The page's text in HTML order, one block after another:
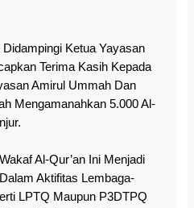
Ketua Yayasan
Terima Kasih Kepada
Amirul Ummah Dan
Mengamanahkan 5.000 Al-
Al-Qur’an Ini Menjadi
Aktifitas Lembaga-
LPTQ Maupun P3DTPQ